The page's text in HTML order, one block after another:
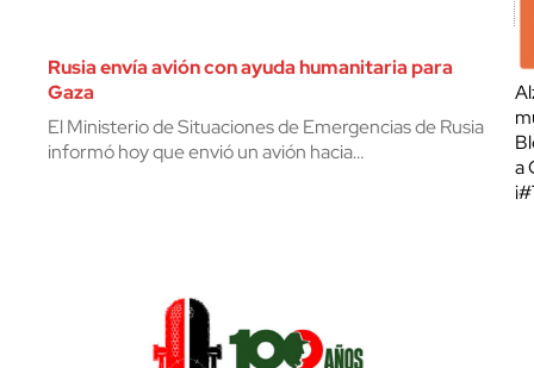
Rusia envía avión con ayuda humanitaria para
Gaza
El Ministerio de Situaciones de Emergencias de Rusia
informó hoy que envió un avión hacia…
a